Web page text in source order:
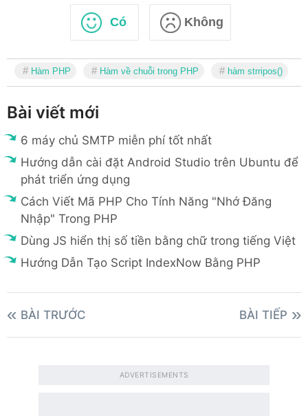
Có Không
Hàm PHP Hàm về chuỗi trong PHP hàm strripos()
Bài viết mới
6 máy chủ SMTP miễn phí tốt nhất
Hướng dẫn cài đặt Android Studio trên Ubuntu để
phát triển ứng dụng
Cách Viết Mã PHP Cho Tính Năng "Nhớ Đăng
Nhập" Trong PHP
Dùng JS hiển thị số tiền bằng chữ trong tiếng Việt
Hướng Dẫn Tạo Script IndexNow Bằng PHP
BÀI TRƯỚC BÀI TIẾP
ADVERTISEMENTS